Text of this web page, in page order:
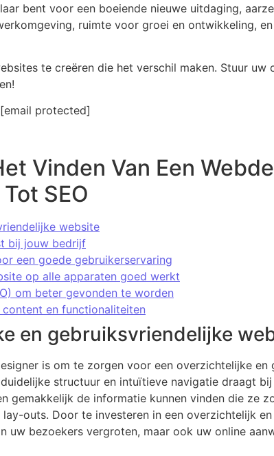
bent voor een boeiende nieuwe uitdaging,
ruimte voor groei en ontwikkeling,
te creëren die het verschil maken. Stuur
protected]
Vinden Van Een
SEO
website
bij jouw bedrijf
een goede gebruikerservaring
op alle apparaten goed werkt
om beter gevonden te worden
en functionaliteiten
en gebruiksvriendelijke
is om te zorgen voor een overzichtelijke en
structuur en intuïtieve navigatie draagt
gemakkelijk de informatie kunnen vinden die ze
outs. Door te investeren in een overzichtelijk
uw bezoekers vergroten, maar ook uw online